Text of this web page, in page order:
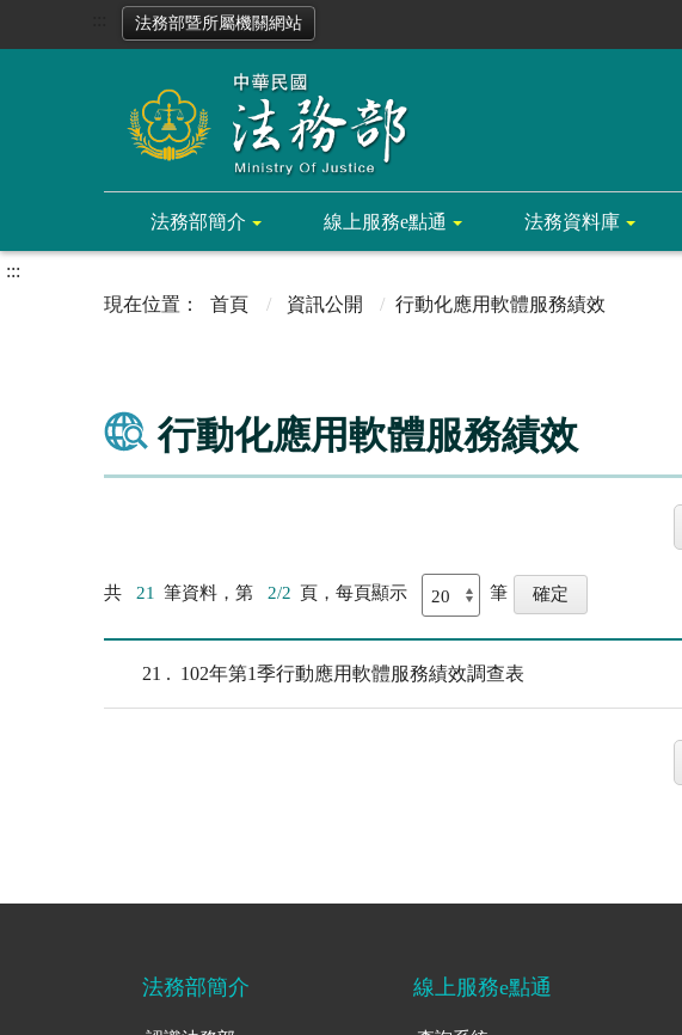
法務部暨所屬機關網站
法務部簡介 線上服務e點通 法務資料庫
:::
首頁
資訊公開 行動化應用軟體服務績效
行動化應用軟體服務績效
共 21 筆資料，第 2/2 頁，每頁顯示 筆
21 102年第1季行動應用軟體服務績效調查表
法務部簡介 線上服務e點通